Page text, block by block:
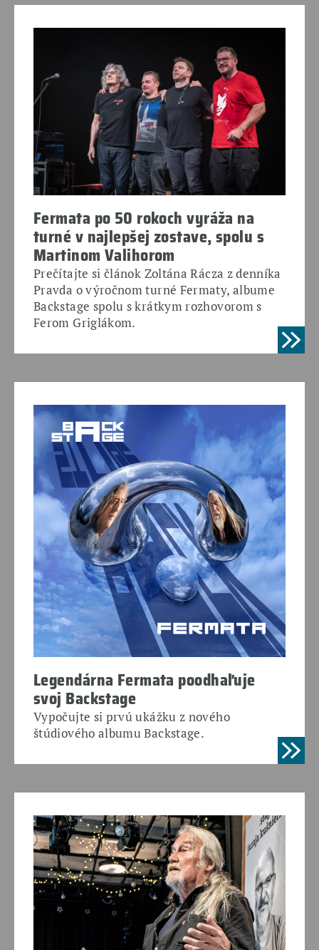
Fermata po 50 rokoch vyráža na
turné v najlepšej zostave, spolu s
Martinom Valihorom
Prečítajte si článok Zoltána Rácza z denníka
Pravda o výročnom turné Fermaty, albume
Backstage spolu s krátkym rozhovorom s
Ferom Griglákom.
Legendárna Fermata poodhaľuje
svoj Backstage
Vypočujte si prvú ukážku z nového
štúdiového albumu Backstage.